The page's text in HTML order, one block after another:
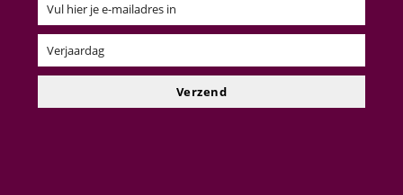
Email
Vul hier je e-mailadres in
Verjaardag
Verjaardag
Verzend